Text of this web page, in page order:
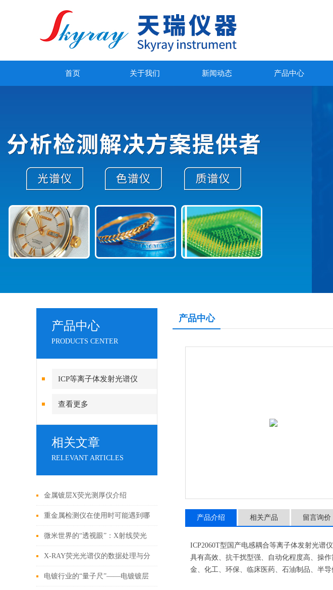
首页 关于我们 新闻动态 产品中心
产品中心
PRODUCTS CENTER
ICP等离子体发射光谱仪
查看更多
相关文章
RELEVANT ARTICLES
金属镀层X荧光测厚仪介绍
重金属检测仪在使用时可能遇到哪
些问题?如何解决?
微米世界的“透视眼”：X射线荧光
镀层测厚仪与表面工程的隐形战争
X-RAY荧光光谱仪的数据处理与分
析方法
电镀行业的“量子尺”——电镀镀层
产品中心
产品介绍 相关产品 留言询价
ICP2060T型国产电感耦合等离子体发射光谱
具有高效、抗干扰型强、自动化程度高、操
金、化工、环保、临床医药、石油制品、半